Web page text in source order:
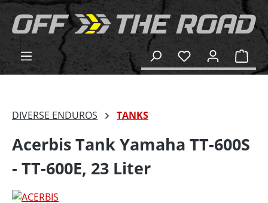
springen
DIVERSE ENDUROS TANKS
Acerbis Tank Yamaha TT-600S
- TT-600E, 23 Liter